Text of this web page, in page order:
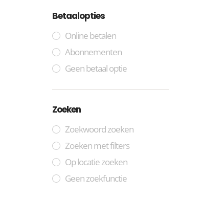
Betaalopties
Online betalen
Abonnementen
Geen betaal optie
Zoeken
Zoekwoord zoeken
Zoeken met filters
Op locatie zoeken
Geen zoekfunctie